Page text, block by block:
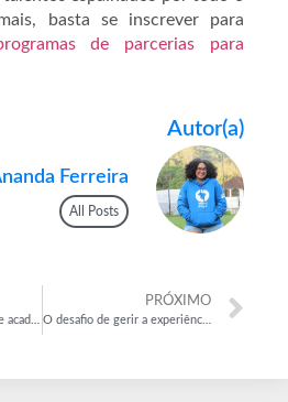
basta se inscrever para
de parcerias para
Autor(a)
Ferreira
All Posts
PRÓXIMO
O desafio de gerir a experiência e capital intelectual da equipe